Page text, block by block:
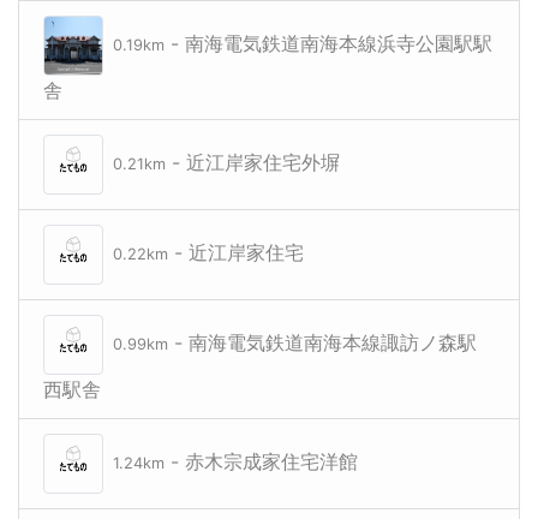
0.19km - 南海電気鉄道南海本線浜寺公園駅駅
舎
0.21km - 近江岸家住宅外塀
0.22km - 近江岸家住宅
0.99km - 南海電気鉄道南海本線諏訪ノ森駅
西駅舎
1.24km - 赤木宗成家住宅洋館